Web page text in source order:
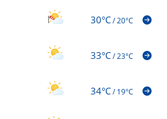
30°C/20°C
33°C/23°C
34°C/19°C